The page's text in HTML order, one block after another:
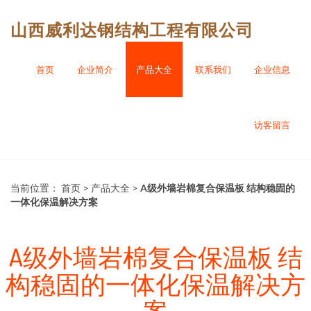
山西威利达钢结构工程有限公司
首页 企业简介 产品大全 联系我们 企业信息
访客留言
当前位置： 首页 > 产品大全 > A级外墙岩棉复合保温板 结构稳固的
一体化保温解决方案
A级外墙岩棉复合保温板 结
构稳固的一体化保温解决方